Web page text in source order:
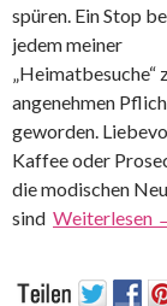
spüren. Ein Stop
jedem meiner
„Heimatbesuche“
angenehmen
geworden.
Kaffee oder
die modischen
sind Weiterlesen